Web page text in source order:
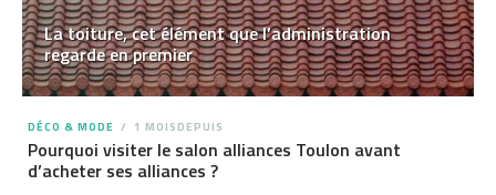
La toiture, cet élément que l’administration
regarde en premier
DÉCO & MODE 1 MOISDEPUIS
Pourquoi visiter le salon alliances Toulon avant
d’acheter ses alliances ?